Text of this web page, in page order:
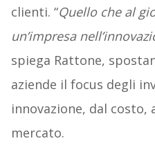
clienti. “Quello che al
un’impresa
spiega Rattone,
aziende il focus degli
innovazione, dal costo,
mercato.